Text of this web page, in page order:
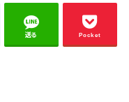
送る Pocket